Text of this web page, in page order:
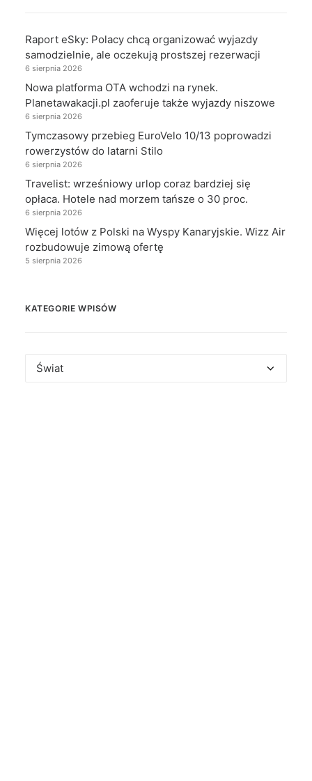
Raport eSky: Polacy chcą organizować wyjazdy
samodzielnie, ale oczekują prostszej rezerwacji
6 sierpnia 2026
Nowa platforma OTA wchodzi na rynek.
Planetawakacji.pl zaoferuje także wyjazdy niszowe
6 sierpnia 2026
Tymczasowy przebieg EuroVelo 10/13 poprowadzi
rowerzystów do latarni Stilo
6 sierpnia 2026
Travelist: wrześniowy urlop coraz bardziej się
opłaca. Hotele nad morzem tańsze o 30 proc.
6 sierpnia 2026
Więcej lotów z Polski na Wyspy Kanaryjskie. Wizz Air
rozbudowuje zimową ofertę
5 sierpnia 2026
KATEGORIE WPISÓW
Kategorie